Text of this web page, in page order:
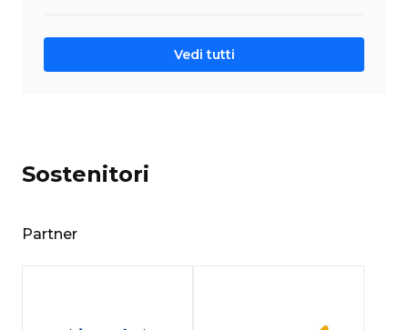
Vedi tutti
Sostenitori
Partner